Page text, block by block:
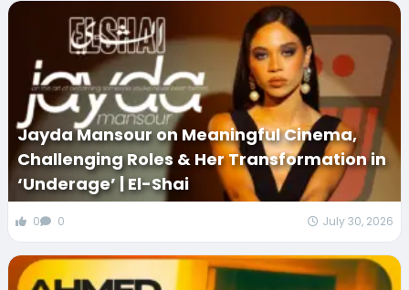
Jayda Mansour on Meaningful Cinema,
Challenging Roles & Her Transformation in
‘Underage’ | El-Shai
0 0 July 30, 2026